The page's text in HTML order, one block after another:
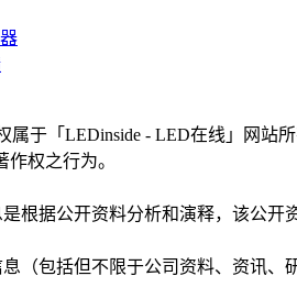
属于「LEDinside - LED在线」网
权之行为。
根据公开资料分析和演释，该公
（包括但不限于公司资料、资讯